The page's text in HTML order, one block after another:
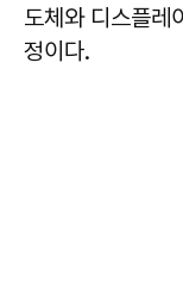
도체와 디스플레
정이다.